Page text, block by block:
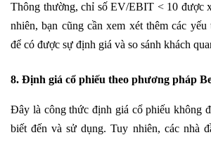
Thông thường, chỉ số EV/EBIT < 10 được
nhiên, bạn cũng cần xem xét thêm các
để có được sự định giá và so sánh khách
8. Định giá cổ phiếu theo phương pháp
Đây là công thức định giá cổ phiếu không
biết đến và sử dụng. Tuy nhiên, các nhà